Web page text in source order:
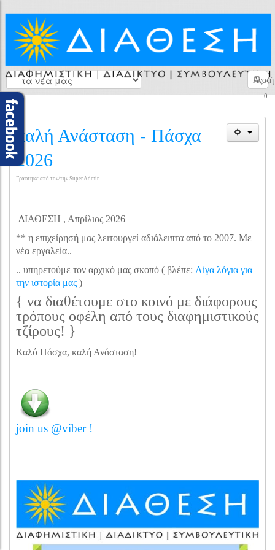
0
καλή Ανάσταση - Πάσχα
2026
Γράφτηκε από τον/την Super Admin
ΔΙΑΘΕΣΗ , Απρίλιος 2026
** η επιχείρησή μας λειτουργεί αδιάλειπτα από το 2007. Με
νέα εργαλεία..
.. υπηρετούμε τον αρχικό μας σκοπό ( βλέπε: Λίγα λόγια για
την ιστορία μας )
{ να διαθέτουμε στο κοινό με διάφορους
τρόπους οφέλη από τους διαφημιστικούς
τζίρους! }
Καλό Πάσχα, καλή Ανάσταση!
join us @viber !